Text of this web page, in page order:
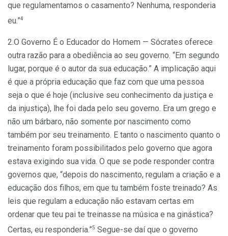
que regulamentamos o casamento? Nenhuma, responderia
eu.”4
2.O Governo É o Educador do Homem — Sócrates oferece
outra razão para a obediência ao seu governo. “Em segundo
lugar, porque é o autor da sua educação.” A implicação aqui
é que a própria educação que faz com que uma pessoa
seja o que é hoje (inclusive seu conhecimento da justiça e
da injustiça), lhe foi dada pelo seu governo. Era um grego e
não um bárbaro, não somente por nascimento como
também por seu treinamento. E tanto o nascimento quanto o
treinamento foram possibilitados pelo governo que agora
estava exigindo sua vida. O que se pode responder contra
governos que, “depois do nascimento, regulam a criação e a
educação dos filhos, em que tu também foste treinado? As
leis que regulam a educação não estavam certas em
ordenar que teu pai te treinasse na música e na ginástica?
Certas, eu responderia.”5 Segue-se daí que o governo